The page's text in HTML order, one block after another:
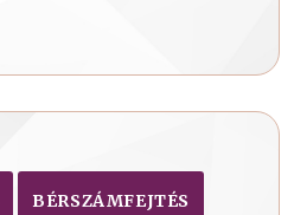
BÉRSZÁMFEJTÉS